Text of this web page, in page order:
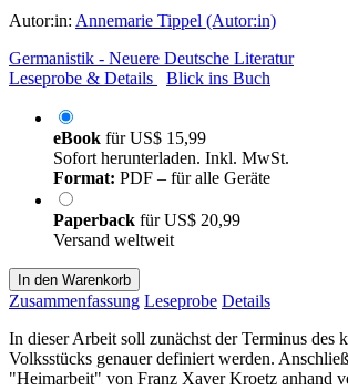
Autor:in: Annemarie Tippel (Autor:in)
Germanistik - Neuere Deutsche Literatur
Leseprobe & Details
Blick ins Buch
eBook fürUS$ 15,99
Sofort herunterladen. Inkl. MwSt.
Format: PDF – für alle Geräte
Paperback fürUS$ 20,99
Versand weltweit
In den Warenkorb
Zusammenfassung Leseprobe Details
In dieser Arbeit soll zunächst der Terminus des
Volksstücks genauer definiert werden.
"Heimarbeit" von Franz Xaver Kroetz anhand